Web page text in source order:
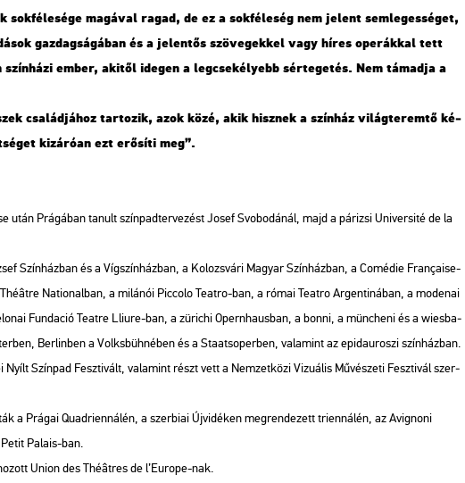
sok­fé­le­sé­ge ma­gá­val ragad, de ez a sok­fé­le­ség nem je­lent sem­le­ges­sé­get,
gaz­dag­sá­gá­ban és a je­len­tős szö­ve­gek­kel vagy híres ope­rák­kal tett
ember, aki­től ide­gen a leg­cse­ké­lyebb sér­te­ge­tés. Nem tá­mad­ja a
csa­lád­já­hoz tar­to­zik, azok közé, akik hisz­nek a szín­ház vi­lág­te­rem­tő ké­
ki­zá­ró­an ezt erő­sí­ti meg”.
után Prá­gá­ban ta­nult szín­pad­ter­ve­zést Josef Svo­bo­dá­nál, majd a pá­ri­zsi Uni­ver­si­té de la
Szín­ház­ban és a Víg­szín­ház­ban, a Ko­lozs­vá­ri Ma­gyar Szín­ház­ban, a Co­mé­die Française-
Na­ti­o­nal­ban, a mi­lá­nói Picc­o­lo Te­at­ro-ban, a római Te­at­ro Ar­gen­ti­ná­ban, a mo­de­nai
Fun­da­ció Te­at­re Lli­u­re-ban, a zü­ri­chi Opern­ha­us­ban, a bonni, a mün­che­ni és a wi­es­ba­
Ber­lin­ben a Volks­büh­né­ben és a Sta­at­s­oper­ben, va­la­mint az epid­au­ro­szi szín­ház­ban.
Nyílt Szín­pad Fesz­ti­vált, va­la­mint részt vett a Nem­zet­kö­zi Vi­zu­á­lis Mű­vé­sze­ti Fesz­ti­vál szer­
a Prá­gai Qu­ad­ri­en­ná­lén, a szer­bi­ai Új­vi­dé­ken meg­ren­de­zett tri­en­ná­lén, az Avig­no­ni
Pa­la­is-ban.
Union des Théâtres de l’Euro­pe-nak.